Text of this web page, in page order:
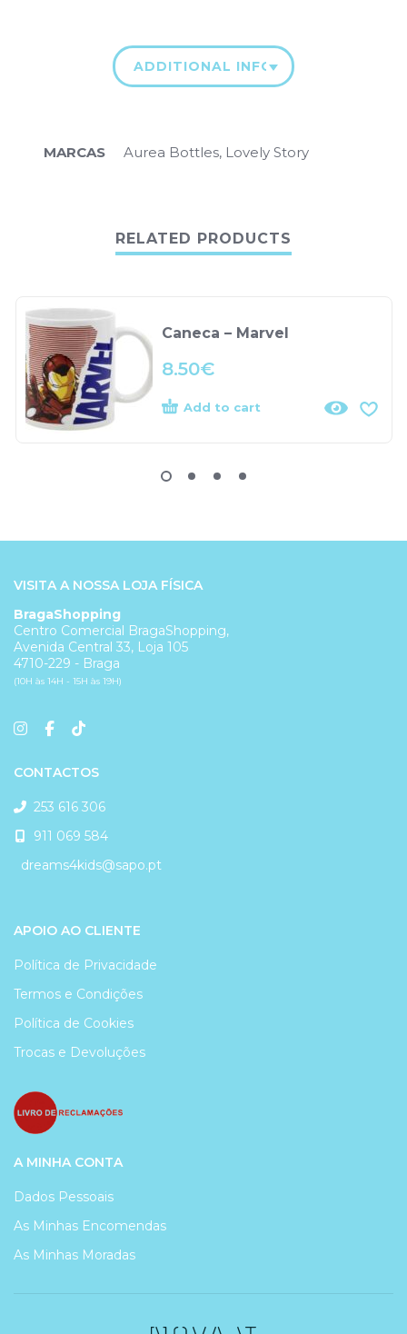
ADDITIONAL INFORMATION
MARCAS Aurea Bottles, Lovely Story
RELATED PRODUCTS
Caneca – Marvel
8.50€
Add to cart
VISITA A NOSSA LOJA FÍSICA
BragaShopping
Centro Comercial BragaShopping,
Avenida Central 33, Loja 105
4710-229 - Braga
(10H às 14H - 15H às 19H)
CONTACTOS
253 616 306
911 069 584
dreams4kids@sapo.pt
APOIO AO CLIENTE
Política de Privacidade
Termos e Condições
Política de Cookies
Trocas e Devoluções
A MINHA CONTA
Dados Pessoais
As Minhas Encomendas
As Minhas Moradas